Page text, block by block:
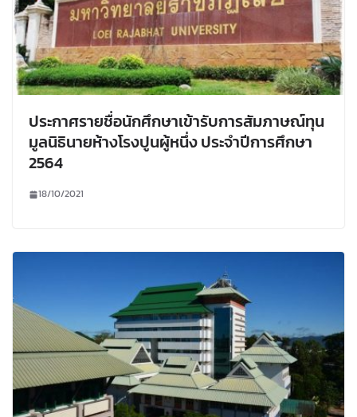
ประกาศรายชื่อนักศึกษาเข้ารับการสัมภาษณ์ทุน
มูลนิธินายห้างโรงปูนผู้หนึ่ง ประจำปีการศึกษา
2564
18/10/2021